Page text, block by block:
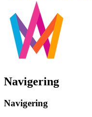
Navigering
Navigering